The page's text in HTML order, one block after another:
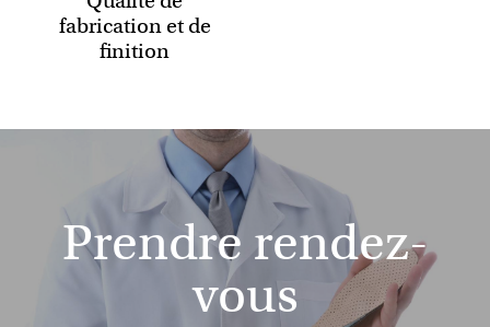
fabrication et de
finition
Prendre rendez-
vous